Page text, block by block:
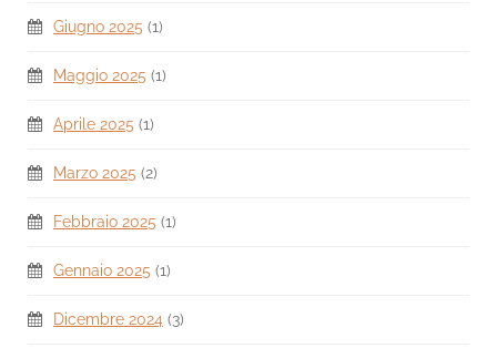
Giugno 2025 (1)
Maggio 2025 (1)
Aprile 2025 (1)
Marzo 2025 (2)
Febbraio 2025 (1)
Gennaio 2025 (1)
Dicembre 2024 (3)